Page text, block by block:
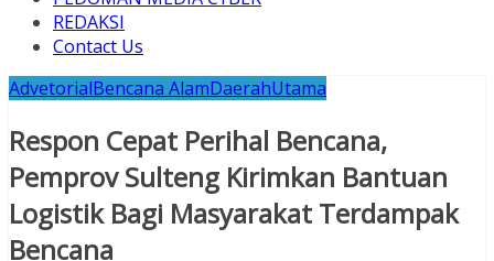
REDAKSI
Contact Us
AdvetorialBencana AlamDaerahUtama
Respon Cepat Perihal Bencana,
Pemprov Sulteng Kirimkan Bantuan
Logistik Bagi Masyarakat Terdampak
Bencana